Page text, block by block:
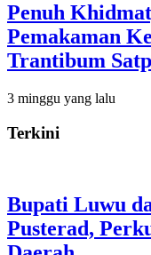
Penuh
Pemakaman
Trantibum
3 minggu yang lalu
Terkini
Bupati Luwu
Pusterad,